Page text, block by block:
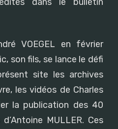
VOEGEL en février
son fils, se lance le défi
site les archives
les vidéos de Charles
la publication des 40
MULLER. Ces